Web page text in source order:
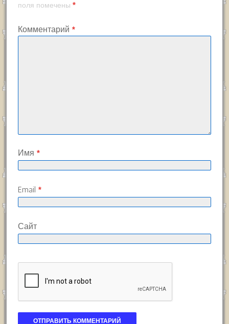
поля помечены *
Комментарий *
Имя *
Email *
Сайт